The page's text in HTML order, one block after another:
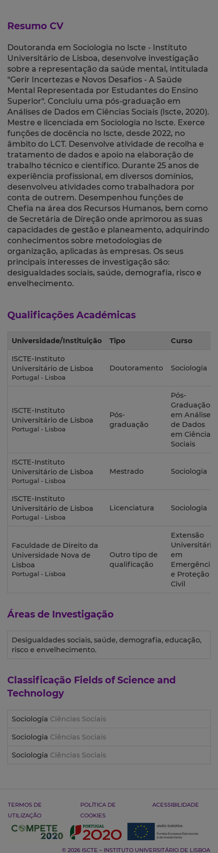
Resumo CV
Doutoranda em Sociologia no Iscte - Instituto
Universitário de Lisboa, desenvolve investigação
sobre a representação da saúde mental, intitulada
"Gerir Incertezas e Novos Desafios - A Saúde
Mental Representada por Estudantes do Ensino
Superior". Concluiu uma pós-graduação em
Análises de Dados em Ciências Sociais (Iscte, 2020).
Mestre e licenciada em Sociologia no Iscte. Exerce
funções de docência no Iscte, desde 2022, no
âmbito do LCT. Desenvolve atividade de recolha e
tratamento de dados e apoio na elaboração de
trabalho técnico e científico. Durante 25 anos de
experiência profissional, em diversos domínios,
desenvolveu atividades como trabalhadora por
conta de outrem. Desempenhou funções de
Chefia na área dos Recursos Humanos, bem como
de Secretária de Direção onde aprimorou as suas
capacidades de gestão e planeamento, adquirindo
conhecimentos sobre metodologias de
organização, aplicadas às empresas. Os seus
principais interesses de investigação são:
desigualdades sociais, saúde, demografia, risco e
envelhecimento.
Qualificações Académicas
Universidade/Instituição Tipo Curso
ISCTE-Instituto
Universitário de Lisboa
Portugal - Lisboa
Doutoramento Sociologia
ISCTE-Instituto
Universitário de Lisboa
Portugal - Lisboa
Pós-
graduação
Pós-
Graduação
em Análise
de Dados
em Ciências
Sociais
ISCTE-Instituto
Universitário de Lisboa
Portugal - Lisboa
Mestrado Sociologia
ISCTE-Instituto
Universitário de Lisboa
Portugal - Lisboa
Licenciatura Sociologia
Faculdade de Direito da
Universidade Nova de
Lisboa
Portugal - Lisboa
Outro tipo de
qualificação
Extensão
Universitária
em
Emergência
e Proteção
Civil
Áreas de Investigação
Desigualdades sociais, saúde, demografia, educação,
risco e envelhecimento.
Classificação Fields of Science and
Technology
Sociologia Ciências Sociais
Sociologia Ciências Sociais
Sociologia Ciências Sociais
TERMOS DE
UTILIZAÇÃO
POLÍTICA DE
COOKIES
ACESSIBILIDADE
© 2026 ISCTE – INSTITUTO UNIVERSITÁRIO DE LISBOA